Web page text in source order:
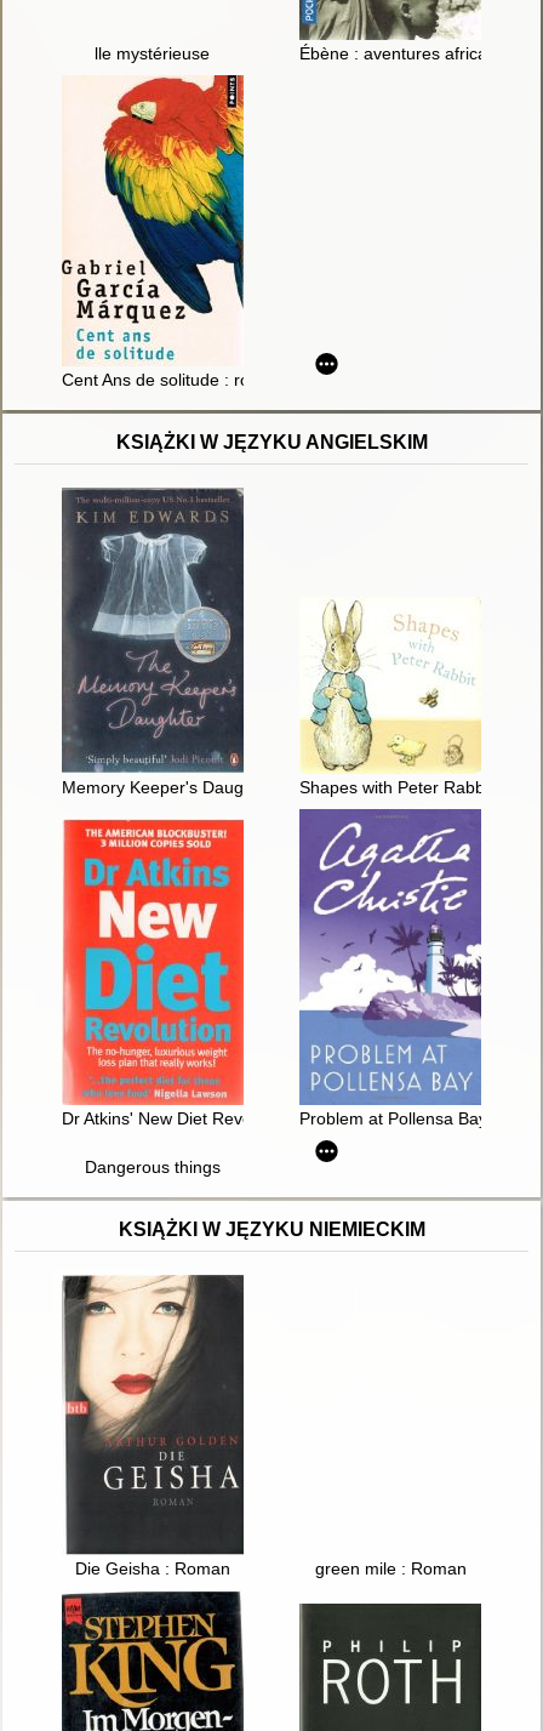
lle mystérieuse Ébène : aventures africaines
Cent Ans de solitude : roman
KSIĄŻKI W JĘZYKU ANGIELSKIM
Memory Keeper's Daughter Shapes with Peter Rabbit
Dr Atkins' New Diet Revolution Problem at Pollensa Bay
Dangerous things
KSIĄŻKI W JĘZYKU NIEMIECKIM
Die Geisha : Roman green mile : Roman